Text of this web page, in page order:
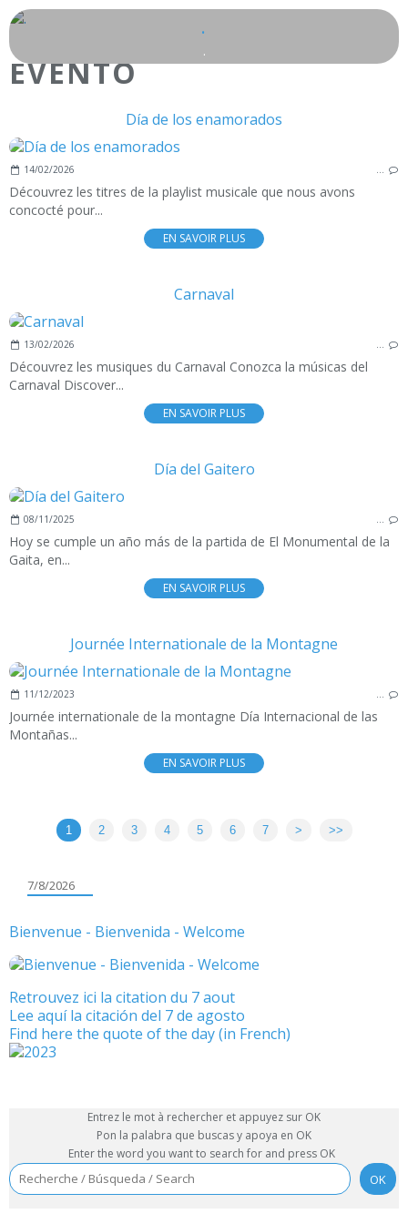
.
.
EVENTO
Día de los enamorados
14/02/2026 …
Découvrez les titres de la playlist musicale que nous avons
concocté pour...
EN SAVOIR PLUS
Carnaval
13/02/2026 …
Découvrez les musiques du Carnaval Conozca la músicas del
Carnaval Discover...
EN SAVOIR PLUS
Día del Gaitero
08/11/2025 …
Hoy se cumple un año más de la partida de El Monumental de la
Gaita, en...
EN SAVOIR PLUS
Journée Internationale de la Montagne
11/12/2023 …
Journée internationale de la montagne Día Internacional de las
Montañas...
EN SAVOIR PLUS
1 2 3 4 5 6 7 > >>
7/8/2026
Bienvenue - Bienvenida - Welcome
Retrouvez ici la citation du 7 aout
Lee aquí la citación del 7 de agosto
Find here the quote of the day (in French)
Entrez le mot à rechercher et appuyez sur OK
Pon la palabra que buscas y apoya en OK
Enter the word you want to search for and press OK